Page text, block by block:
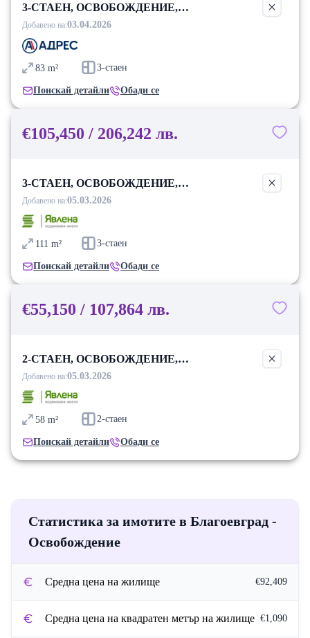
3-СТАЕН, ОСВОБОЖДЕНИЕ,
БЛАГОЕВГРАД
Добавено на:03.04.2026
83 m² 3-стаен
Поискай детайли Обади се
€105,450 / 206,242 лв.
3-СТАЕН, ОСВОБОЖДЕНИЕ,
БЛАГОЕВГРАД
Добавено на:05.03.2026
111 m² 3-стаен
Поискай детайли Обади се
€55,150 / 107,864 лв.
2-СТАЕН, ОСВОБОЖДЕНИЕ,
БЛАГОЕВГРАД
Добавено на:05.03.2026
58 m² 2-стаен
Поискай детайли Обади се
Статистика за имотите в Благоевград -
Освобождение
Средна цена на жилище €92,409
Средна цена на квадратен метър на жилище €1,090